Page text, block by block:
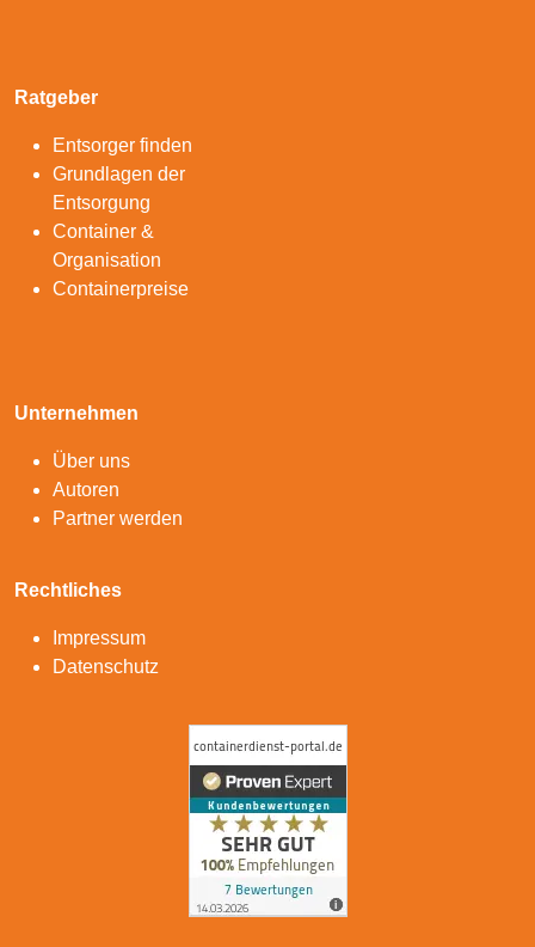
Ratgeber
Entsorger finden
Grundlagen der
Entsorgung
Container &
Organisation
Containerpreise
Unternehmen
Über uns
Autoren
Partner werden
Rechtliches
Impressum
Datenschutz